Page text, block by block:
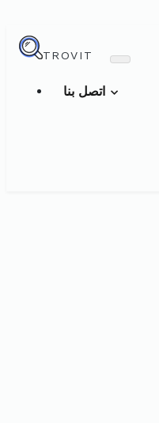
TROVIT